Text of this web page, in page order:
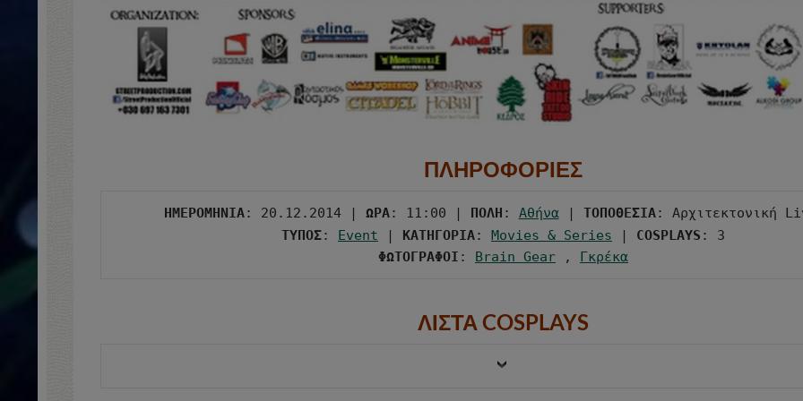
ΠΛΗΡΟΦΟΡΙΕΣ
ΗΜΕΡΟΜΗΝΙΑ: 20.12.2014 | ΩΡΑ: 11:00 | ΠΟΛΗ : Αθήνα | ΤΟΠΟΘΕΣΙΑ: Αρχιτεκτονική
ΤΥΠΟΣ: Event | ΚΑΤΗΓΟΡΙΑ: Movies & Series | COSPLAYS
ΦΩΤΟΓΡΑΦΟΙ : Brain Gear , Γκρέκα
ΛΙΣΤΑ COSPLAYS